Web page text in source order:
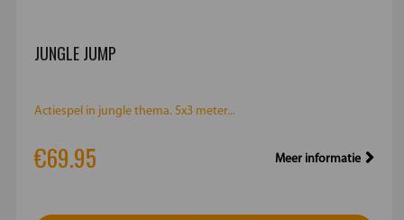
JUNGLE JUMP
Actiespel in jungle thema. 5x3 meter...
€69.95 Meer informatie